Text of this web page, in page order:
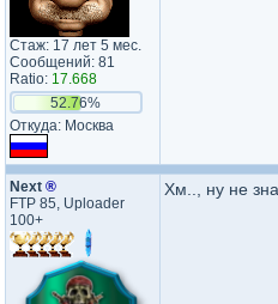
Стаж: 17 лет 5 мес.
Сообщений: 81
Ratio: 17.668
52.76%
Откуда: Москва
Next ®
FTP 85, Uploader
100+
Хм.., ну не